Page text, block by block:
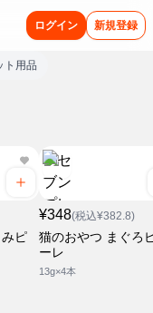
ログイン 新規登録
ト用品
ピ
¥348(税込¥382.8)
猫のおやつ まぐろ
ーレ
13g×4本